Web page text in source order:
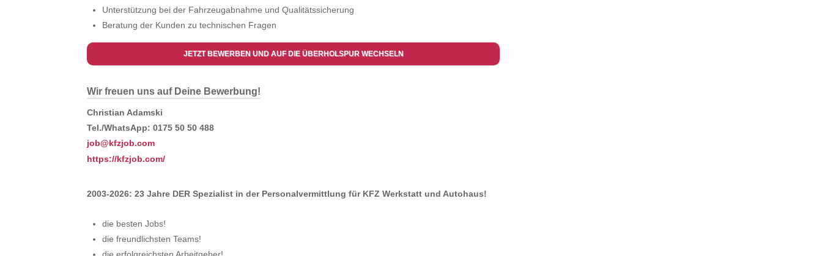
Unterstützung bei der Fahrzeugabnahme und Qualitätssicherung
Beratung der Kunden zu technischen Fragen
JETZT BEWERBEN UND AUF DIE ÜBERHOLSPUR WECHSELN
Wir freuen uns auf Deine Bewerbung!
Christian Adamski
Tel./WhatsApp: 0175 50 50 488
job@kfzjob.com
https://kfzjob.com/
2003-2026: 23 Jahre DER Spezialist in der Personalvermittlung für KFZ Werkstatt und Autohaus!
die besten Jobs!
die freundlichsten Teams!
die erfolgreichsten Arbeitgeber!